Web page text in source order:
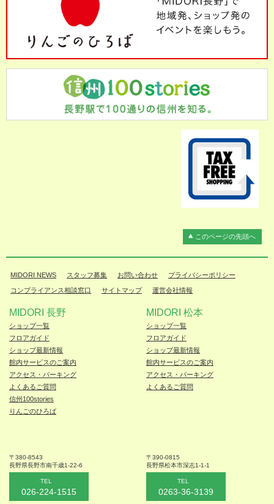
このページの先頭へ
MIDORI NEWS スタッフ募集 お問い合わせ プライバシーポリシー
コンプライアンス相談窓口 サイトマップ 運営会社情報
MIDORI 長野
ショップ一覧
フロアガイド
ショップ最新情報
館内サービスのご案内
アクセス・パーキング
よくあるご質問
信州100stories
りんごのひろば
〒380-8543
長野県長野市南千歳1-22-6
TEL
026-224-1515
MIDORI 松本
ショップ一覧
フロアガイド
ショップ最新情報
館内サービスのご案内
アクセス・パーキング
よくあるご質問
〒390-0815
長野県松本市深志1-1-1
TEL
0263-36-3139